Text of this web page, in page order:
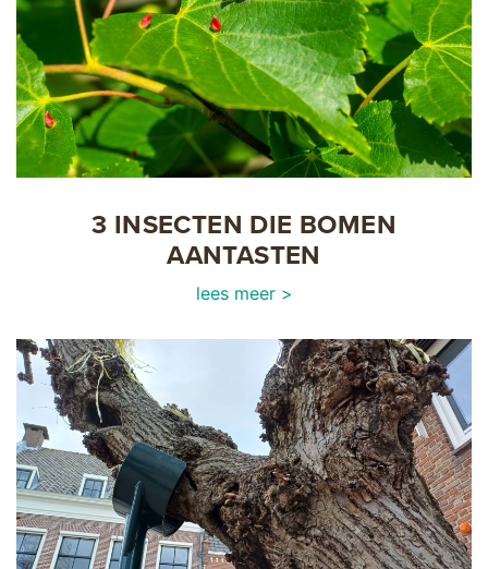
3 INSECTEN DIE BOMEN
AANTASTEN
lees meer >